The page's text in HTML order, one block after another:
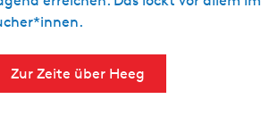
Zur Zeite über Heeg